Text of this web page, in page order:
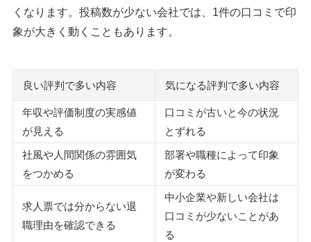
くなります。投稿数が少ない会社では、1件の口コミで印
象が大きく動くこともあります。
良い評判で多い内容 気になる評判で多い内容
年収や評価制度の実感値
が見える
口コミが古いと今の状況
とずれる
社風や人間関係の雰囲気
をつかめる
部署や職種によって印象
が変わる
求人票では分からない退
職理由を確認できる
中小企業や新しい会社は
口コミが少ないことがあ
る